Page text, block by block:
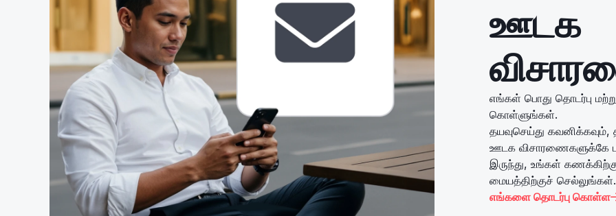
ஊடக
எங்கள் பொது தொடர்பு
கொள்ளுங்கள்.
தயவுசெய்து
ஊடக விசாரணைகளுக்கே
இருந்து, உங்கள்
மையத்திற்குச் செல்லுங்கள்.
எங்களை தொடர்பு கொள்ள